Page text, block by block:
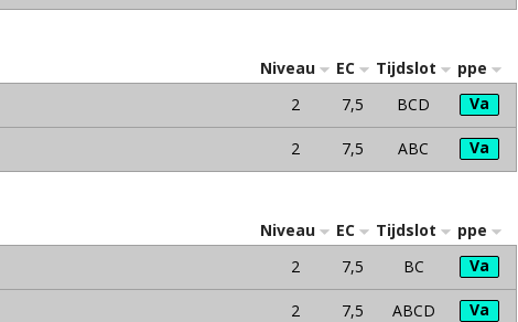
Niveau EC Tijdslot
ppe
2 7,5 BCD Va
2 7,5 ABC Va
Niveau EC Tijdslot
ppe
2 7,5 BC Va
2 7,5 ABCD Va